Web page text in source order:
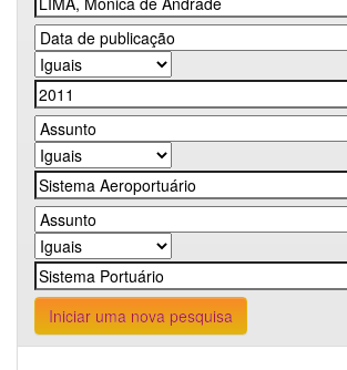
Iniciar uma nova pesquisa